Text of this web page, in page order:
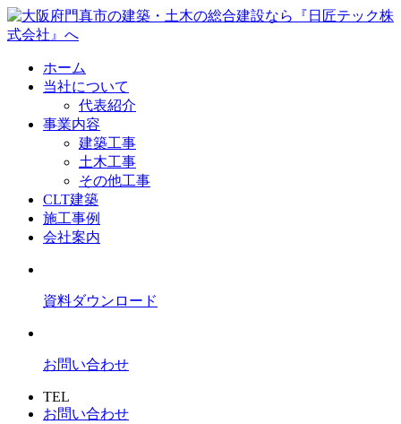
ホーム
当社について
代表紹介
事業内容
建築工事
土木工事
その他工事
CLT建築
施工事例
会社案内
資料ダウンロード
お問い合わせ
TEL
お問い合わせ